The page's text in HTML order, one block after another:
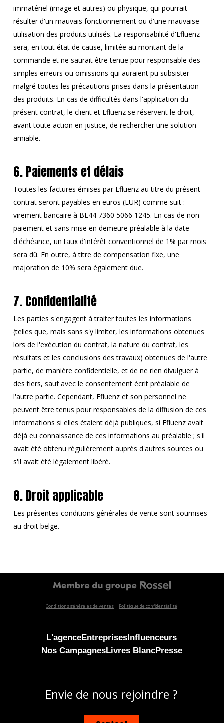
immatériel (image et autres) ou physique, qui pourrait
résulter d'un mauvais fonctionnement ou d'une mauvaise
utilisation des produits utilisés. La responsabilité d'Efluenz
sera, en tout état de cause, limitée au montant de la
commande et ne saurait être tenue pour responsable des
simples erreurs ou omissions qui auraient pu subsister
malgré toutes les précautions prises dans la présentation
des produits. En cas de difficultés dans l'application du
présent contrat, le client et Efluenz se réservent le droit,
avant toute action en justice, de rechercher une solution
amiable.
6. Paiements et délais
Toutes les factures émises par Efluenz au titre du présent
contrat seront payables en euros (EUR) comme suit :
virement bancaire à BE44 7360 5066 1245. En cas de non-
paiement et sans mise en demeure préalable à la date
d'échéance, un taux d'intérêt conventionnel de 1% par mois
sera dû. En outre, à titre de compensation fixe, une
majoration de 10% sera également due.
7. Confidentialité
Les parties s'engagent à traiter toutes les informations
(telles que, mais sans s'y limiter, les informations obtenues
lors de l'exécution du contrat, la nature du contrat, les
résultats et les conclusions des travaux) obtenues de l'autre
partie, de manière confidentielle, et de ne rien divulguer à
des tiers, sauf avec le consentement écrit préalable de
l'autre partie. Cependant, Efluenz et son personnel ne
peuvent être tenus pour responsables de la diffusion de ces
informations si elles étaient déjà publiques, si Efluenz avait
déjà eu connaissance de ces informations au préalable ; s'il
avait été obtenu régulièrement auprès d'autres sources ou
s'il avait été légalement libéré.
8. Droit applicable
Les présentes conditions générales de vente sont soumises
au droit belge.
Conditions générales de ventes Politique de confidentialité
L'agenceEntreprises Influenceurs
Nos CampagnesLivres BlancPresse
Envie de nous rejoindre ?